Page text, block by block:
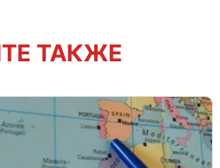
ТАКЖЕ